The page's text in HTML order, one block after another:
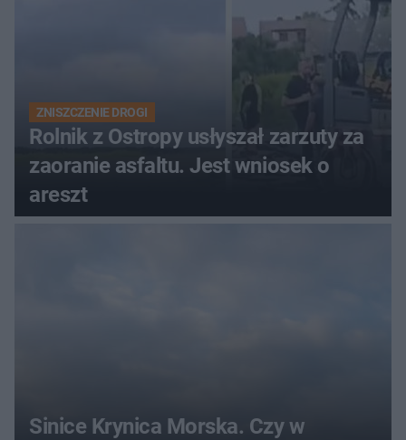
ZNISZCZENIE DROGI
Rolnik z Ostropy usłyszał zarzuty za
zaoranie asfaltu. Jest wniosek o
areszt
Sinice Krynica Morska. Czy w